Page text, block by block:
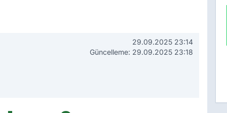
29.09.2025 23:14
Güncelleme: 29.09.2025 23:18